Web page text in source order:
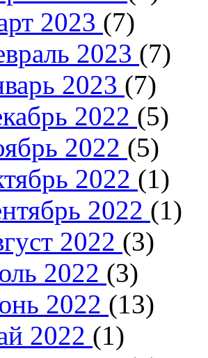
2023 (7)
2023 (7)
2023 (7)
2022 (5)
2022 (5)
2022 (1)
2022 (1)
2022 (3)
2022 (3)
2022 (13)
2022 (1)